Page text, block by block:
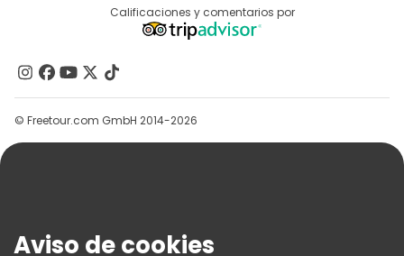
Programa De Afiliados
Contacto
Grupos
Ayuda
Términos E Información Legal
Calificaciones y comentarios por
© Freetour.com GmbH 2014-2026
Aviso de cookies